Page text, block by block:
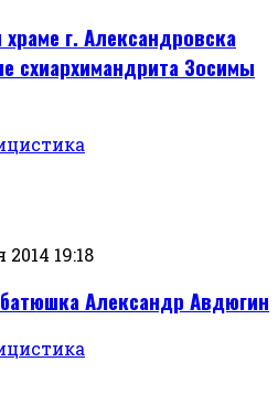
г. Александровска
схиархимандрита Зосимы
19:18
Александр Авдюгин